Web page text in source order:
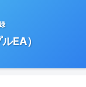
EA）